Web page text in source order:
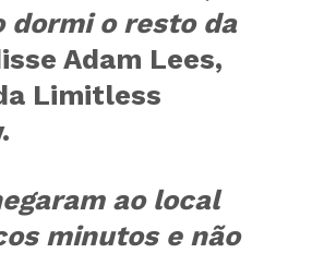
dormi o resto da
Adam Lees,
Limitless
ao local
minutos e não